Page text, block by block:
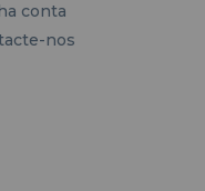
conta
nos